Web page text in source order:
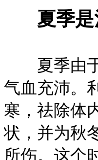
夏季
夏季由于
气血充沛。
寒，祛除体
状，并为秋
所伤。这个